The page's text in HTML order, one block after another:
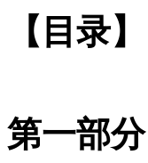
【目录】
第一部